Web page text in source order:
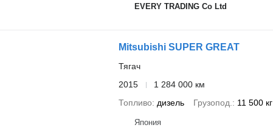
EVERY TRADING Co Ltd
Mitsubishi SUPER GREAT
Тягач
2015
1 284 000 км
Топливо
дизель Грузопод. 11 500 кг
Япония